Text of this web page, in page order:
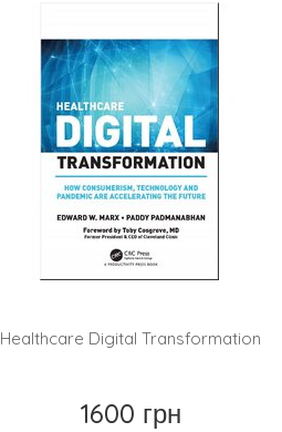
Healthcare Digital Transformation
1600 грн